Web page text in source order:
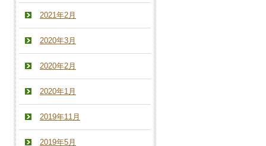
2021年2月
2020年3月
2020年2月
2020年1月
2019年11月
2019年5月